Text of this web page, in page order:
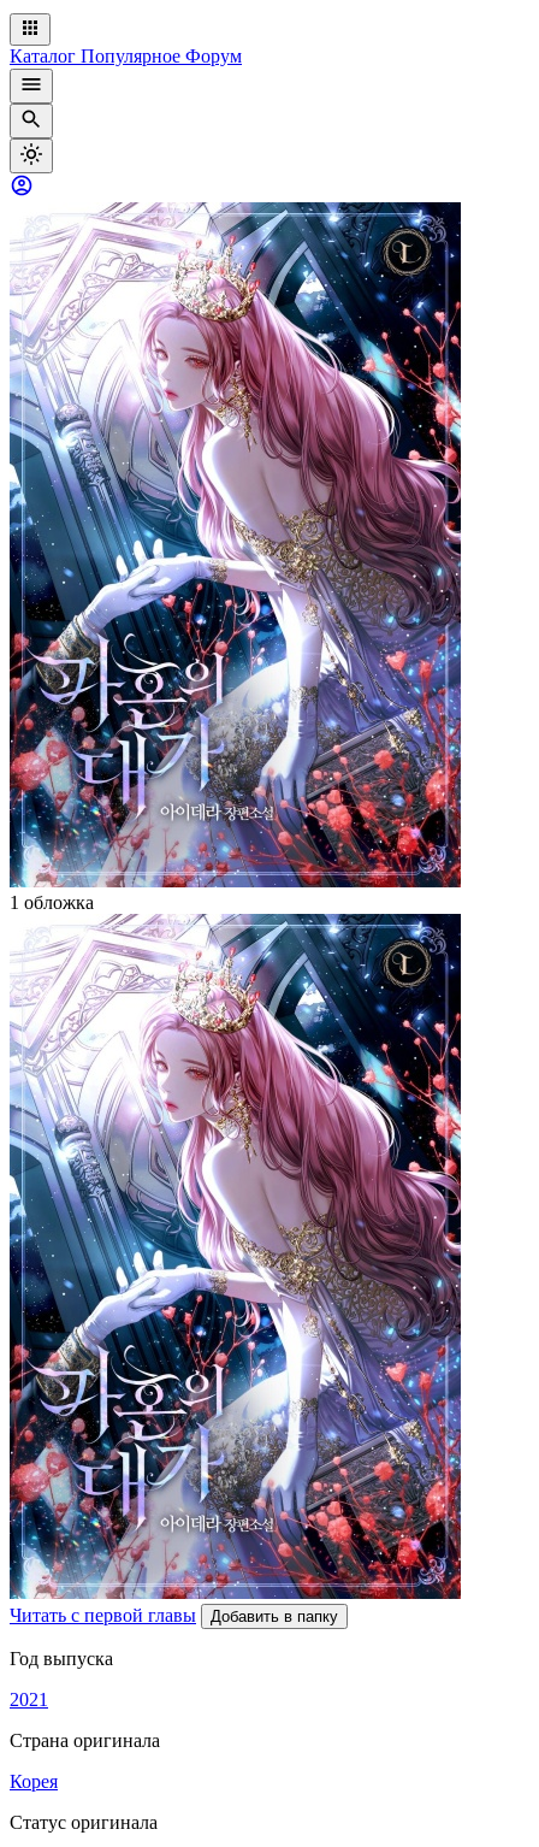
Каталог Популярное Форум
1 обложка
Читать с первой главы Добавить в папку
Год выпуска
2021
Страна оригинала
Корея
Статус оригинала